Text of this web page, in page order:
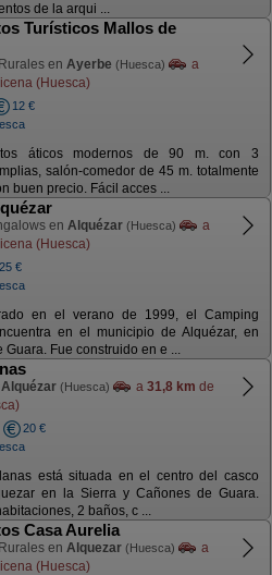
de la arqui ...
Turísticos Mallos de
en Ayerbe (Huesca)
a
(Huesca)
12 €
áticos modernos de 90 m. con 3
salón-comedor de 45 m. totalmente
buen precio. Fácil acces ...
en Alquézar (Huesca)
a
(Huesca)
25 €
en el verano de 1999, el Camping
en el municipio de Alquézar, en
Guara. Fue construido en e ...
Alquézar (Huesca) a 31,8 km de
20 €
está situada en el centro del casco
en la Sierra y Cañones de Guara.
2 baños, c ...
Casa Aurelia
en Alquezar (Huesca)
a
(Huesca)